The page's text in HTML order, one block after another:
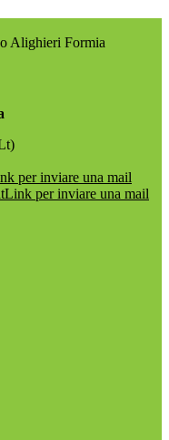
Alighieri Formia
per inviare una mail
Link per inviare una mail